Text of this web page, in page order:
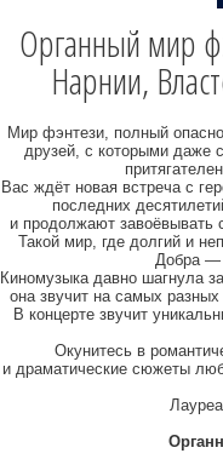
Органный мир
Нарнии,
Мир фэнтези, полный
друзей, с которыми даже
Вас ждёт новая встреча с
последних
и продолжают завоёвывать
Такой мир, где долгий и
Добра —
Киномузыка давно шагнула
она звучит на самых
В концерте звучит
Окунитесь в
и драматические сюжеты